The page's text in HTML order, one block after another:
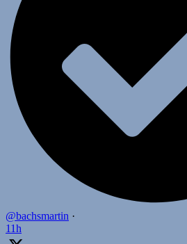
@bachsmartin ·
11h